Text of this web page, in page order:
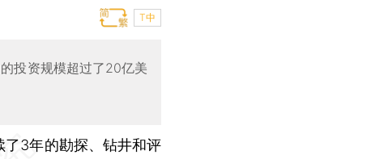
T中
投资规模超过了20亿美
了3年的勘探、钻井和评